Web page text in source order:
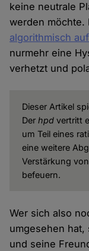
keine neutrale
werden möchte.
algorithmisch
nurmehr eine
verhetzt und
Dieser Artikel
Der hpd vertritt
um Teil eines
eine weitere
Verstärkung
befeuern.
Wer sich also
umgesehen hat,
und seine